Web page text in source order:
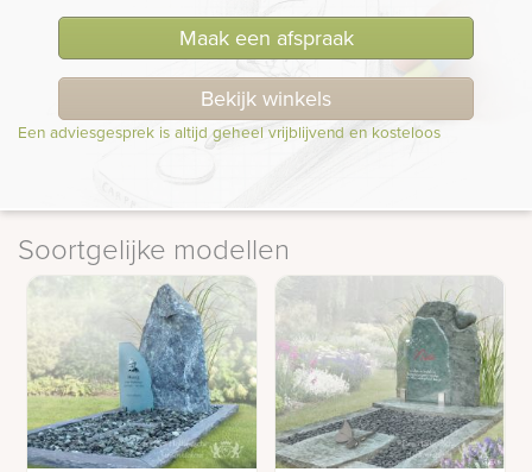
Maak een afspraak
Bekijk winkels
Een adviesgesprek is altijd geheel vrijblijvend en kosteloos
Soortgelijke modellen